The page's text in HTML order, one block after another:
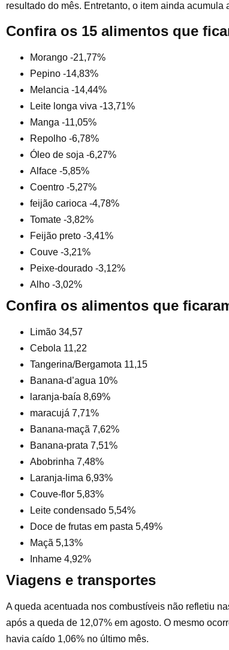
resultado do mês. Entretanto, o item ainda acumula
Confira os 15 alimentos que
Morango -21,77%
Pepino -14,83%
Melancia -14,44%
Leite longa viva -13,71%
Manga -11,05%
Repolho -6,78%
Óleo de soja -6,27%
Alface -5,85%
Coentro -5,27%
feijão carioca -4,78%
Tomate -3,82%
Feijão preto -3,41%
Couve -3,21%
Peixe-dourado -3,12%
Alho -3,02%
Confira os alimentos que
Limão 34,57
Cebola 11,22
Tangerina/Bergamota 11,15
Banana-d’agua 10%
laranja-baía 8,69%
maracujá 7,71%
Banana-maçã 7,62%
Banana-prata 7,51%
Abobrinha 7,48%
Laranja-lima 6,93%
Couve-flor 5,83%
Leite condensado 5,54%
Doce de frutas em pasta 5,49%
Maçã 5,13%
Inhame 4,92%
Viagens e transportes
A queda acentuada nos combustíveis não refletiu
após a queda de 12,07% em agosto. O mesmo
havia caído 1,06% no último mês.